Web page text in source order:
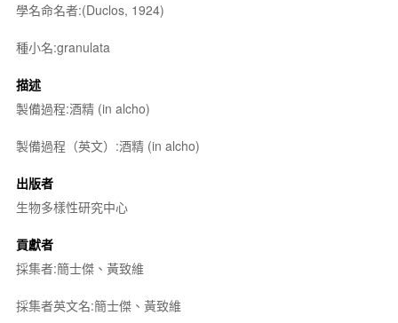
學名命名者:(Duclos, 1924)
種小名:granulata
描述
製備過程:酒精 (in alcho)
製備過程（英文）:酒精 (in alcho)
出版者
生物多樣性研究中心
貢獻者
採集者:簡士傑、黃致維
採集者英文名:簡士傑、黃致維